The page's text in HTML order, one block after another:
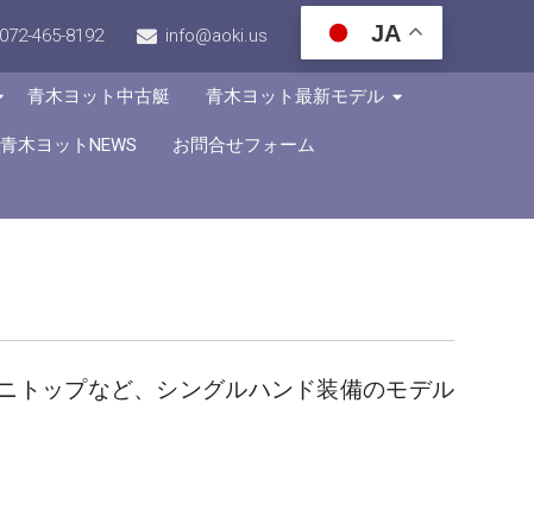
072-465-8192 info@aoki.us JA
青木ヨット中古艇 青木ヨット最新モデル
青木ヨットNEWS お問合せフォーム
トップなど、シングルハンド装備のモデル